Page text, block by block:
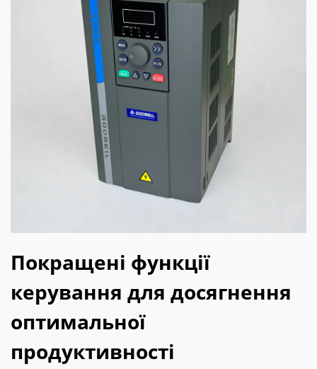
Покращені функції
керування для досягнення
оптимальної
продуктивності